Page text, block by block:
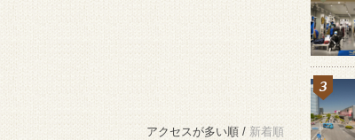
アクセスが多い順 / 新着順